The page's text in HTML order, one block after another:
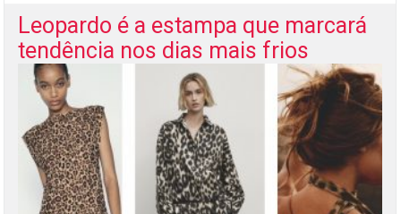
Leopardo é a estampa que marcará
tendência nos dias mais frios